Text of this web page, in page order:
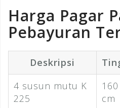
Harga Pagar
Pebayuran
Deskripsi
4 susun mutu K
225
160
cm